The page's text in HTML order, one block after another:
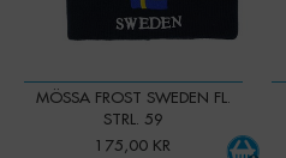
MÖSSA FROST SWEDEN FL.
STRL. 59
175,00 KR